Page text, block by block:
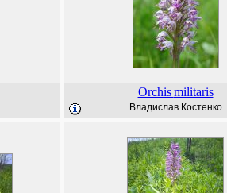
Orchis militaris
Владислав Костенко